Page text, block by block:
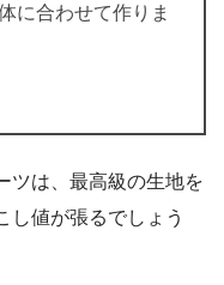
に合わせて作りま
ツは、最高級の生地を
し値が張るでしょう